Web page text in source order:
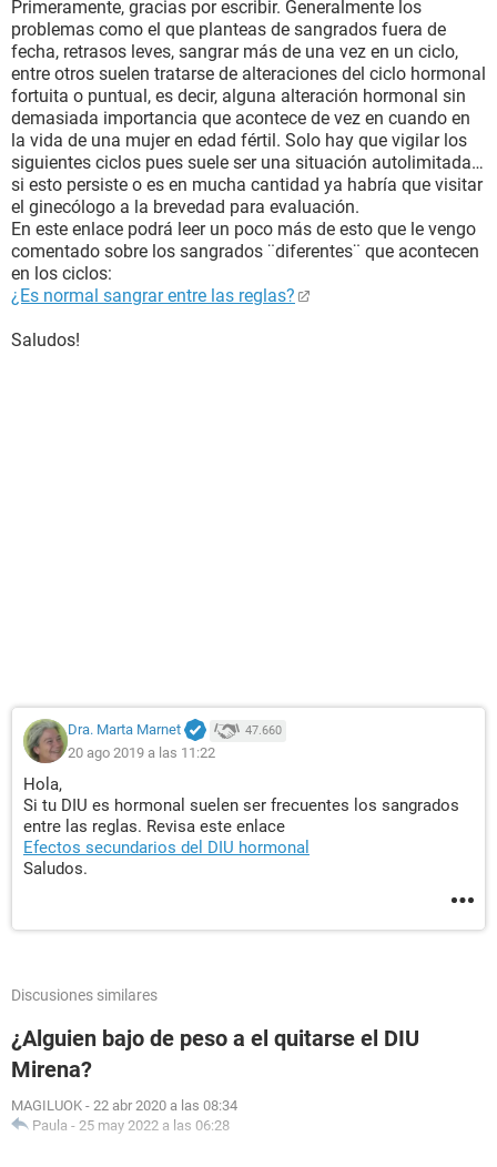
Primeramente, gracias por escribir. Generalmente los
problemas como el que planteas de sangrados fuera de
fecha, retrasos leves, sangrar más de una vez en un ciclo,
entre otros suelen tratarse de alteraciones del ciclo hormonal
fortuita o puntual, es decir, alguna alteración hormonal sin
demasiada importancia que acontece de vez en cuando en
la vida de una mujer en edad fértil. Solo hay que vigilar los
siguientes ciclos pues suele ser una situación autolimitada…
si esto persiste o es en mucha cantidad ya habría que visitar
el ginecólogo a la brevedad para evaluación.
En este enlace podrá leer un poco más de esto que le vengo
comentado sobre los sangrados ¨diferentes¨ que acontecen
en los ciclos:
¿Es normal sangrar entre las reglas?
Saludos!
Dra. Marta Marnet 47.660
20 ago 2019 a las 11:22
Hola,
Si tu DIU es hormonal suelen ser frecuentes los sangrados
entre las reglas. Revisa este enlace
Efectos secundarios del DIU hormonal
Saludos.
Discusiones similares
¿Alguien bajo de peso a el quitarse el DIU
Mirena?
MAGILUOK - 22 abr 2020 a las 08:34
Paula - 25 may 2022 a las 06:28